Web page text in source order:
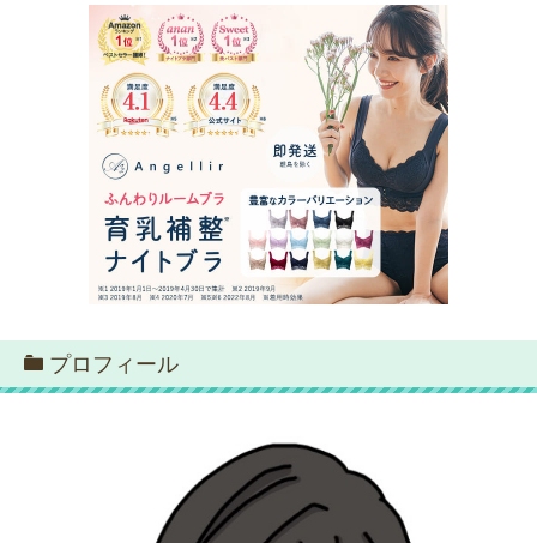
プロフィール